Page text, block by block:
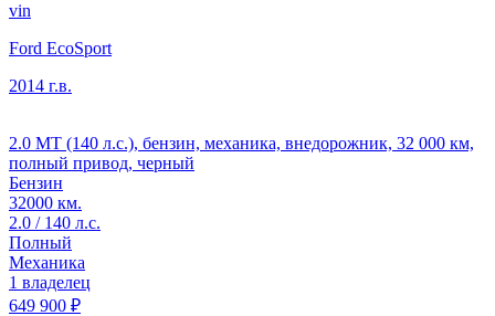
vin
Ford EcoSport
2014 г.в.
2.0 MT (140 л.с.), бензин, механика, внедорожник, 32 000 км,
полный привод, черный
Бензин
32000 км.
2.0 / 140 л.с.
Полный
Механика
1 владелец
649 900 ₽